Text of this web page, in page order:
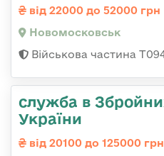
від 22000 до 52000 грн
Новомосковськ
Військова частина
служба в
України
від 20100 до 125000 грн